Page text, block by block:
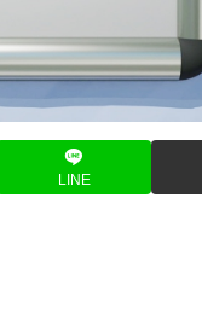
LINE